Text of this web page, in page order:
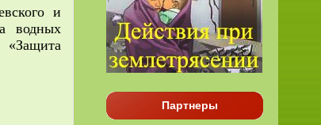
и
водных
Партнеры